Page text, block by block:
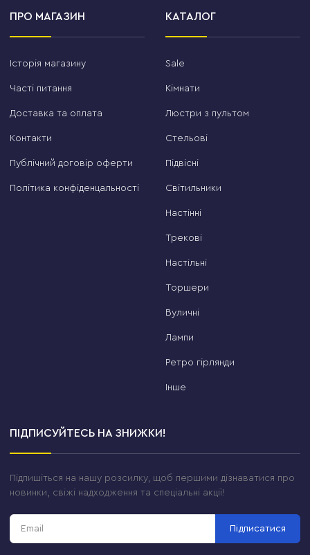
ПРО МАГАЗИН
Історія магазину
Часті питання
Доставка та оплата
Контакти
Публічний договір оферти
Політика конфіденцальності
КАТАЛОГ
Sale
Кімнати
Люстри з пультом
Стельові
Підвісні
Світильники
Настінні
Трекові
Настільні
Торшери
Вуличні
Лампи
Ретро гірлянди
Інше
ПІДПИСУЙТЕСЬ НА ЗНИЖКИ!
Підпишіться на нашу розсилку, щоб першими дізнаватися про
новинки, свіжі надходження та спеціальні акції!
Підписатися